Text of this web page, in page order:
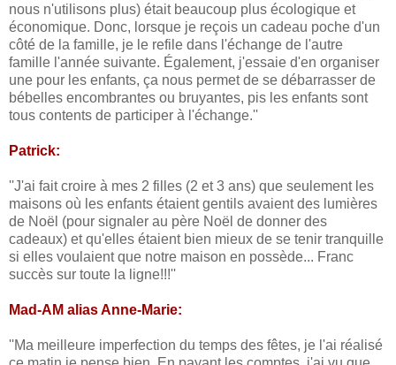
nous n'utilisons plus) était beaucoup plus écologique et
économique. Donc, lorsque je reçois un cadeau poche d'un
côté de la famille, je le refile dans l'échange de l'autre
famille l'année suivante. Également, j'essaie d'en organiser
une pour les enfants, ça nous permet de se débarrasser de
bébelles encombrantes ou bruyantes, pis les enfants sont
tous contents de participer à l'échange.''
Patrick:
''J'ai fait croire à mes 2 filles (2 et 3 ans) que seulement les
maisons où les enfants étaient gentils avaient des lumières
de Noël (pour signaler au père Noël de donner des
cadeaux) et qu'elles étaient bien mieux de se tenir tranquille
si elles voulaient que notre maison en possède... Franc
succès sur toute la ligne!!!''
Mad-AM alias Anne-Marie:
''Ma meilleure imperfection du temps des fêtes, je l'ai réalisé